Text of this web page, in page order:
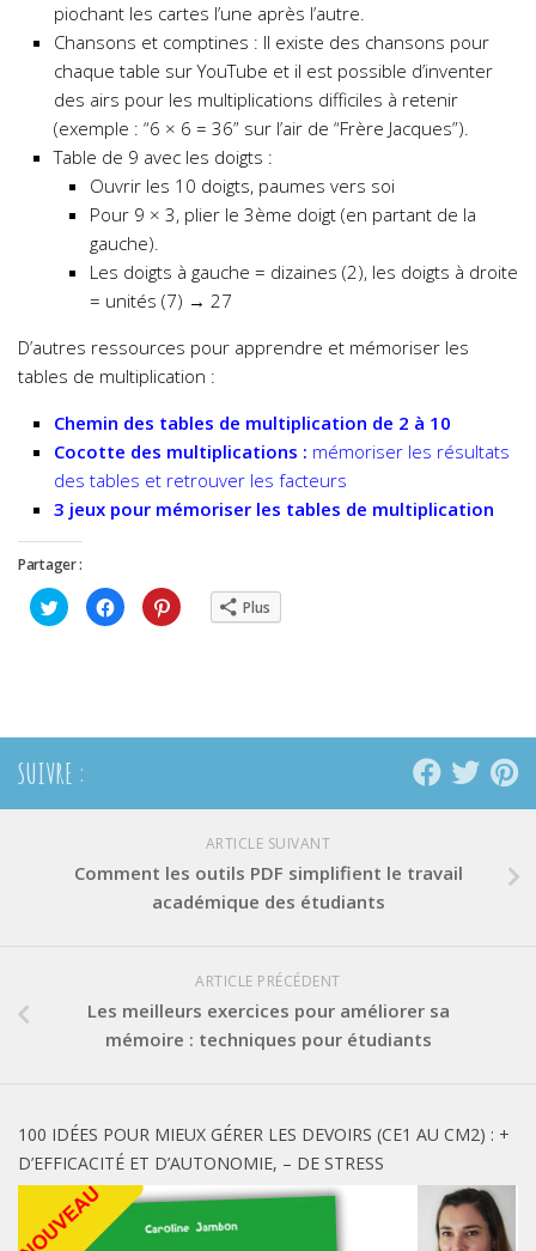
piochant les cartes l’une après l’autre.
Chansons et comptines : Il existe des chansons pour
chaque table sur YouTube et il est possible d’inventer
des airs pour les multiplications difficiles à retenir
(exemple : “6 × 6 = 36” sur l’air de “Frère Jacques”).
Table de 9 avec les doigts :
Ouvrir les 10 doigts, paumes vers soi
Pour 9 × 3, plier le 3ème doigt (en partant de la
gauche).
Les doigts à gauche = dizaines (2), les doigts à droite
= unités (7) → 27
D’autres ressources pour apprendre et mémoriser les
tables de multiplication :
Chemin des tables de multiplication de 2 à 10
Cocotte des multiplications : mémoriser les résultats
des tables et retrouver les facteurs
3 jeux pour mémoriser les tables de multiplication
Partager :
Cliquez
pour
partager
Cliquez
pour
partager
Cliquez
pour Plus
SUIVRE :
ARTICLE SUIVANT
Comment les outils PDF simplifient le travail
académique des étudiants
ARTICLE PRÉCÉDENT
Les meilleurs exercices pour améliorer sa
mémoire : techniques pour étudiants
100 IDÉES POUR MIEUX GÉRER LES DEVOIRS (CE1 AU CM2) : +
D’EFFICACITÉ ET D’AUTONOMIE, – DE STRESS